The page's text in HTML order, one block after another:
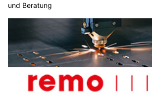
und Beratung